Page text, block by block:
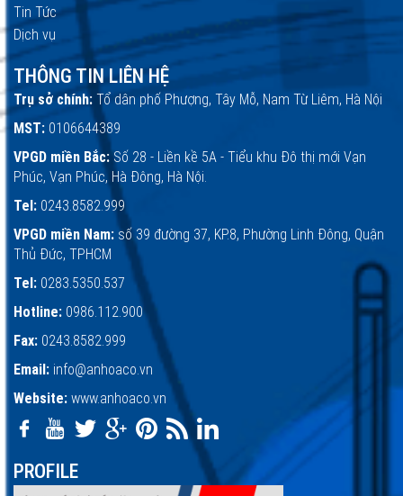
Tin Tức
Dịch vụ
THÔNG TIN LIÊN HỆ
Trụ sở chính: Tổ dân phố Phượng, Tây Mỗ, Nam Từ Liêm, Hà Nội
MST: 0106644389
VPGD miền Bắc:Số 28 - Liền kề 5A - Tiểu khu Đô thị mới Vạn
Phúc, Vạn Phúc, Hà Đông, Hà Nội.
Tel: 0243.8582.999
VPGD miền Nam: số 39 đường 37, KP.8, Phường Linh Đông, Quận
Thủ Đức, TPHCM
Tel: 0283.5350.537
Hotline: 0986.112.900
Fax: 0243.8582.999
Email: info@anhoaco.vn
Website: www.anhoaco.vn
PROFILE